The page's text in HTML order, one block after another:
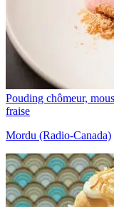
Pouding chômeur,
fraise
Mordu (Radio-Canada)